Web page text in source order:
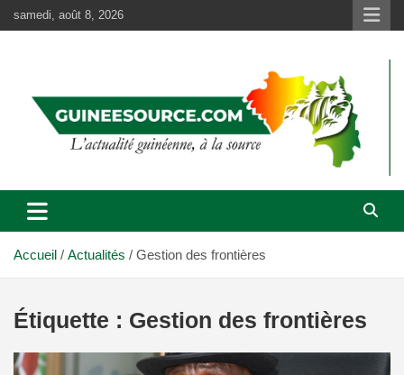
au
samedi, août 8, 2026
Accueil Actualités Gestion des frontières
Étiquette : Gestion des frontières